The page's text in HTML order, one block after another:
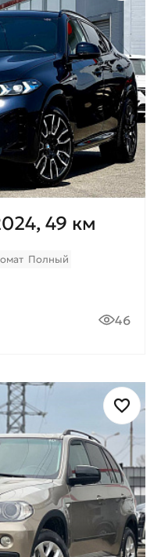
49 км
Полный
46